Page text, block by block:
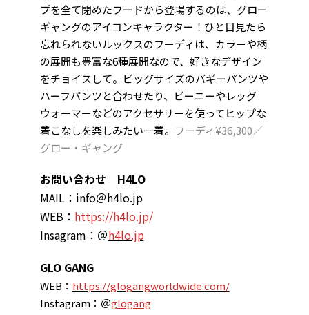
プを全て閉めたフードから登場するのは、グロー
ギャングのアイコンキャラクター！ひと目見たら
忘れられないルックスのフーディは、カラーや柄
の展開も豊富な6種展開なので、好きなデザイン
をチョイスして。ビッグサイズのバギーパンツや
ハーフパンツと合わせたり、ビーニーやレッグ
ウォーマーなどのアクセサリーを使ってヒップな
着こなしを楽しみたい一着。 フーディ¥36,300／
グロー・ギャング
お問い合わせ
H4LO
MAIL：info＠h4lo.jp
WEB： https://h4lo.jp/
Insagram：＠h4lo.jp
GLO GANG
WEB： https://glogangworldwide.com/
Instagram：＠glogang